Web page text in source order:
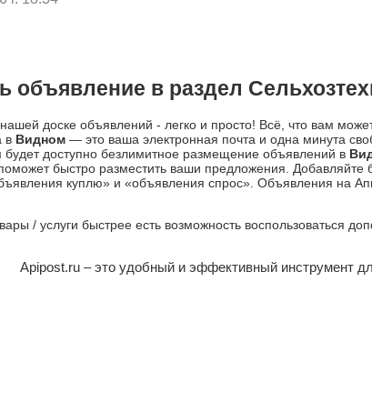
объявление в раздел
доске объявлений - легко и просто! Всё, что вам
в Видном — это ваша электронная почта и одна минута
доступно безлимитное размещение объявлений в
быстро разместить ваши предложения.
куплю» и «объявления спрос». Объявления на
/ услуги быстрее есть возможность воспользоваться
Apipost.ru – это удобный и эффективный инструмент